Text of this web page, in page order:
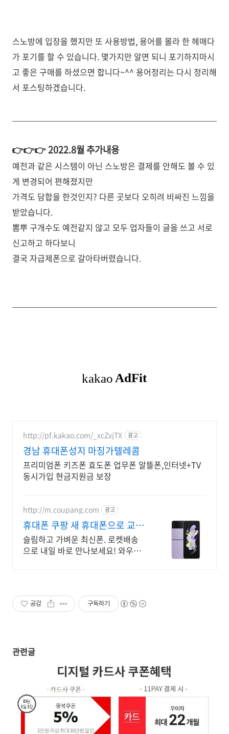
스노방에 입장을 했지만 또 사용방법, 용어를 몰라 한 헤매다
가 포기를 할 수 있습니다. 몇가지만 알면 되니 포기하지마시
고 좋은 구매를 하셨으면 합니다~^^ 용어정리는 다시 정리해
서 포스팅하겠습니다.
👉👉👉 2022.8월 추가내용
예전과 같은 시스템이 아닌 스노방은 결제를 안해도 볼 수 있
게 변경되어 편해졌지만
가격도 담합을 한것인지? 다른 곳보다 오히려 비싸진 느낌을
받았습니다.
뽐뿌 구개수도 예전같지 않고 모두 업자들이 글을 쓰고 서로
신고하고 하다보니
결국 자급제폰으로 갈아타버렸습니다.
http://pf.kakao.com/_xcZxjTX 광고
경남 휴대폰성지 마징가텔레콤
프리미엄폰 키즈폰 효도폰 업무폰 알뜰폰,인터넷+TV
동시가입 현금지원금 보장
http://m.coupang.com 광고
휴대폰 쿠팡 새 휴대폰으로 교
체!
슬림하고 가벼운 최신폰. 로켓배송
으로 내일 바로 만나보세요! 와우회
공감 구독하기
관련글